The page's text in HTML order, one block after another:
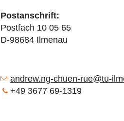
Postanschrift:
Postfach 10 05 65
D-98684 Ilmenau
andrew.ng-chuen-rue@tu-
+49 3677 69-1319